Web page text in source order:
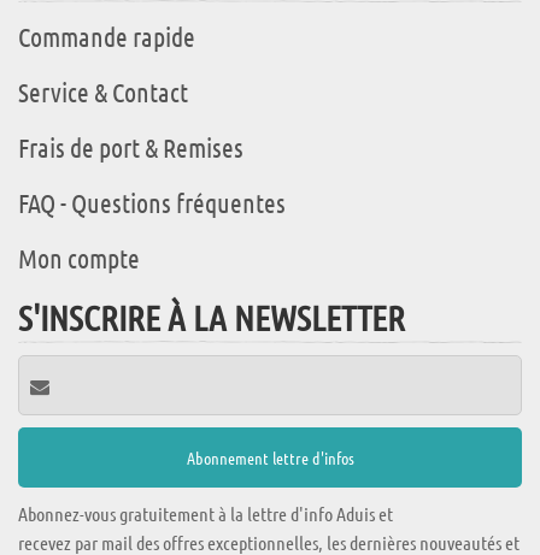
Commande rapide
Service & Contact
Frais de port & Remises
FAQ - Questions fréquentes
Mon compte
S'INSCRIRE À LA NEWSLETTER
Abonnez-vous gratuitement à la lettre d'info Aduis et
recevez par mail des offres exceptionnelles, les dernières nouveautés et